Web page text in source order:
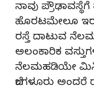
ನಾವು ಪ್ರೌಢಾವಸ್ಥೆಗೆ
ಹೊರಟಮೇಲೂ
ರಸ್ತೆ ದಾಟುವ
ಅಲಂಕಾರಿಕ
ನೆಲಮಹಡಿಯೇ ಮಿನಿ
ಬೆಂಗಳೂರು ಅಂದರೆ